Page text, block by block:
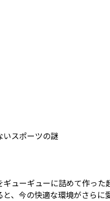
いスポーツの謎
ューギューに詰めて作った
、今の快適な環境がさらに